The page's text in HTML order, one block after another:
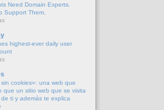
Need Domain Experts.
Support Them.
highest-ever daily user
sin cookies»: una web que
que un sitio web que se visita
ti y además te explica